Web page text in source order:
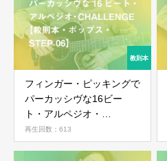
フィンガー・ピッキングで
パーカッシヴな16ビー
ト・アルペジオ・
CHALLENGE【教則本・ポ
ップス・STEP 06】
再生回数：613